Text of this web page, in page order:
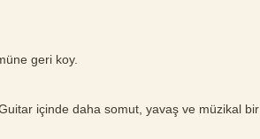
geri koy.
içinde daha somut, yavaş ve müzikal bir